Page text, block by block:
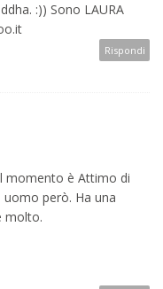
:)) Sono LAURA
Rispondi
momento è Attimo di
però. Ha una
molto.